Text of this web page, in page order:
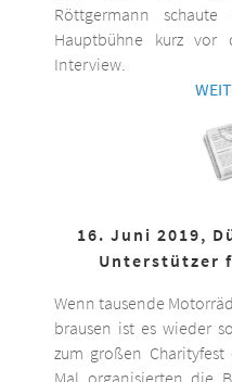
Röttgermann
Hauptbühne kurz
Interview.
16. Juni 2019,
Unterstützer
Wenn tausende
brausen ist es wieder
zum großen Charityfest
Mal organisierten die